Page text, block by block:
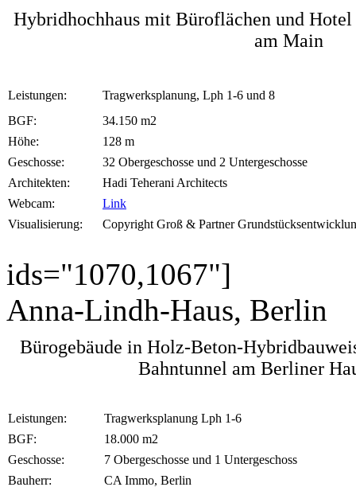
Hybridhochhaus mit Büroflächen und
am Main
Leistungen:
Tragwerksplanung, Lph 1-6 und 8
BGF:
34.150 m2
Höhe:
128 m
Geschosse:
32 Obergeschosse und 2 Untergeschosse
Architekten:
Hadi Teherani Architects
Webcam:
Link
Visualisierung:
Copyright Groß & Partner
ids="1070,1067"]
Anna-Lindh-Haus, Berlin
Bürogebäude in Holz-Beton-
Bahntunnel am Berliner
Leistungen:
Tragwerksplanung Lph 1-6
BGF:
18.000 m2
Geschosse:
7 Obergeschosse und 1 Untergeschoss
Bauherr:
CA Immo, Berlin